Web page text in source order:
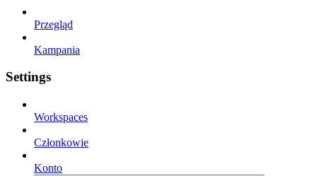
Przegląd
Kampania
Settings
Workspaces
Członkowie
Konto